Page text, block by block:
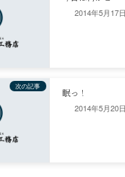
れば１日ぐらい観光したい
間でしたが、ぎりぎり仕事
2014年5月17日
2014年5月20日